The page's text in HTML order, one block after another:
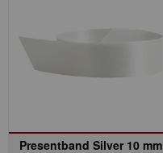
Presentband Silver 10 mm